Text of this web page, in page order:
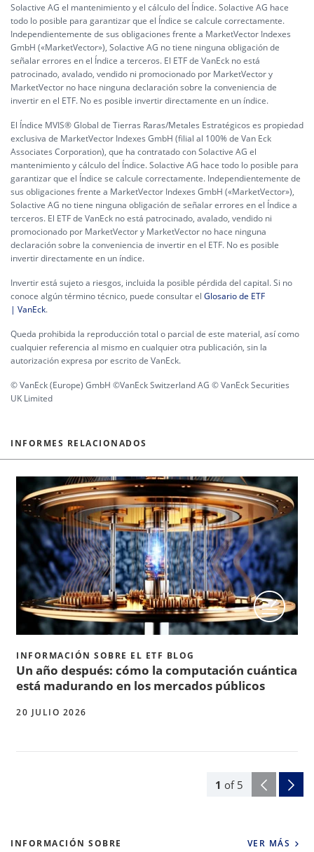
Solactive AG el mantenimiento y el cálculo del Índice. Solactive AG hace
todo lo posible para garantizar que el Índice se calcule correctamente.
Independientemente de sus obligaciones frente a MarketVector Indexes
GmbH («MarketVector»), Solactive AG no tiene ninguna obligación de
señalar errores en el Índice a terceros. El ETF de VanEck no está
patrocinado, avalado, vendido ni promocionado por MarketVector y
MarketVector no hace ninguna declaración sobre la conveniencia de
invertir en el ETF. No es posible invertir directamente en un índice.
El Índice MVIS® Global de Tierras Raras/Metales Estratégicos es propiedad
exclusiva de MarketVector Indexes GmbH (filial al 100% de Van Eck
Associates Corporation), que ha contratado con Solactive AG el
mantenimiento y cálculo del Índice. Solactive AG hace todo lo posible para
garantizar que el Índice se calcule correctamente. Independientemente de
sus obligaciones frente a MarketVector Indexes GmbH («MarketVector»),
Solactive AG no tiene ninguna obligación de señalar errores en el Índice a
terceros. El ETF de VanEck no está patrocinado, avalado, vendido ni
promocionado por MarketVector y MarketVector no hace ninguna
declaración sobre la conveniencia de invertir en el ETF. No es posible
invertir directamente en un índice.
Invertir está sujeto a riesgos, incluida la posible pérdida del capital. Si no
conoce algún término técnico, puede consultar el Glosario de ETF
| VanEck.
Queda prohibida la reproducción total o parcial de este material, así como
cualquier referencia al mismo en cualquier otra publicación, sin la
autorización expresa por escrito de VanEck.
© VanEck (Europe) GmbH ©VanEck Switzerland AG © VanEck Securities
UK Limited
INFORMES RELACIONADOS
1 of 5
INFORMACIÓN SOBRE EL ETF BLOG
Un año después: cómo la computación cuántica
está madurando en los mercados públicos
20 JULIO 2026
INFORMACIÓN SOBRE
VER MÁS